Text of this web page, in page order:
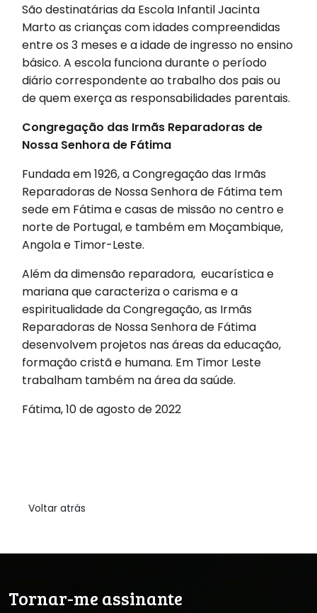
São destinatárias da Escola Infantil Jacinta
Marto as crianças com idades compreendidas
entre os 3 meses e a idade de ingresso no ensino
básico. A escola funciona durante o período
diário correspondente ao trabalho dos pais ou
de quem exerça as responsabilidades parentais.
Congregação das Irmãs Reparadoras de
Nossa Senhora de Fátima
Fundada em 1926, a Congregação das Irmãs
Reparadoras de Nossa Senhora de Fátima tem
sede em Fátima e casas de missão no centro e
norte de Portugal, e também em Moçambique,
Angola e Timor-Leste.
Além da dimensão reparadora, eucarística e
mariana que caracteriza o carisma e a
espiritualidade da Congregação, as Irmãs
Reparadoras de Nossa Senhora de Fátima
desenvolvem projetos nas áreas da educação,
formação cristã e humana. Em Timor Leste
trabalham também na área da saúde.
Fátima, 10 de agosto de 2022
Voltar atrás
Tornar-me assinante